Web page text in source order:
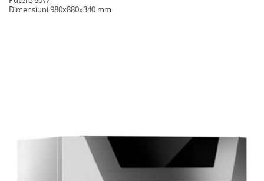
Dimensiuni 980x880x340 mm